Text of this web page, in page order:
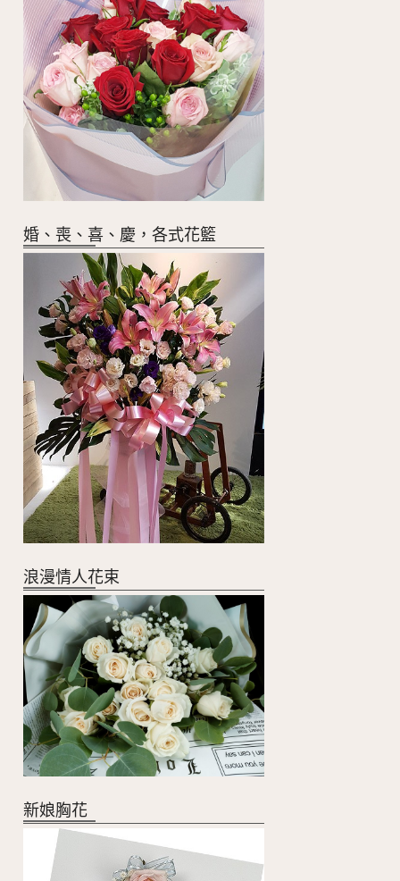
婚、喪、喜、慶，各式花籃
浪漫情人花束
新娘胸花